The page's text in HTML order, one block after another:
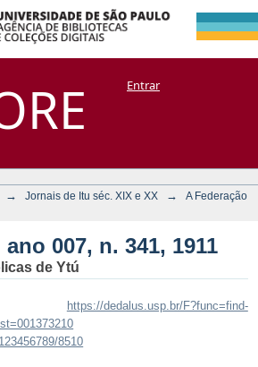
ano
n. 341, 1911
Manakin + CoriscoEntrar
→ Jornais de Itu séc. XIX e XX → A Federação
007, n. 341, 1911
de Ytú
https://dedalus.usp.br/F?func=find-
8510